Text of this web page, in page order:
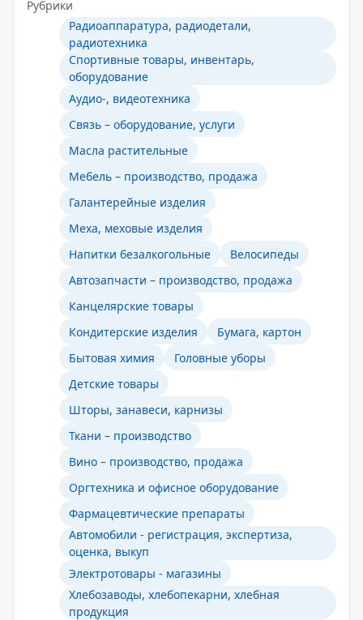
Рубрики
Радиоаппаратура, радиодетали,
радиотехника
Спортивные товары, инвентарь,
оборудование
Аудио-, видеотехника
Связь – оборудование, услуги
Масла растительные
Мебель – производство, продажа
Галантерейные изделия
Меха, меховые изделия
Напитки безалкогольные
Велосипеды
Автозапчасти – производство, продажа
Канцелярские товары
Кондитерские изделия
Бумага, картон
Бытовая химия
Головные уборы
Детские товары
Шторы, занавеси, карнизы
Ткани – производство
Вино – производство, продажа
Оргтехника и офисное оборудование
Фармацевтические препараты
Автомобили - регистрация, экспертиза,
оценка, выкуп
Электротовары - магазины
Хлебозаводы, хлебопекарни, хлебная
продукция